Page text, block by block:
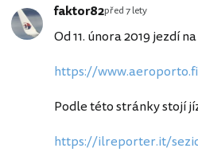
faktor82před 7 lety
Od 11. února 2019 jezdí
https://
Podle této stránky stojí
https://ilreporter.it/